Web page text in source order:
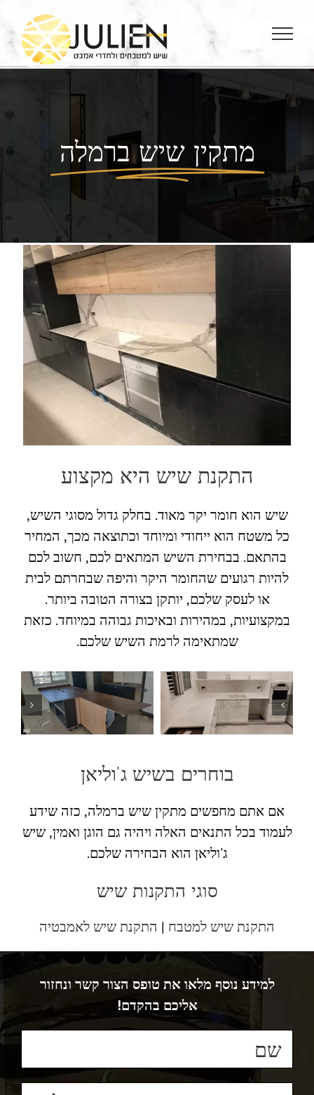
מתקין שיש ברמלה
התקנת שיש היא מקצוע
שיש הוא חומר יקר מאוד. בחלק גדול מסוגי השיש,
כל משטח הוא ייחודי ומיוחד וכתוצאה מכך, המחיר
בהתאם. בבחירת השיש המתאים לכם, חשוב לכם
להיות רגועים שהחומר היקר והיפה שבחרתם לבית
או לעסק שלכם, יותקן בצורה הטובה ביותר.
במקצועיות, במהירות ובאיכות גבוהה במיוחד. כזאת
שמתאימה לרמת השיש שלכם.
בוחרים בשיש ג'וליאן
אם אתם מחפשים מתקין שיש ברמלה, כזה שידע
לעמוד בכל התנאים האלה ויהיה גם הוגן ואמין, שיש
ג'וליאן הוא הבחירה שלכם.
סוגי התקנות שיש
התקנת שיש למטבח | התקנת שיש לאמבטיה
למידע נוסף מלאו את טופס הצור קשר ונחזור
אליכם בהקדם!